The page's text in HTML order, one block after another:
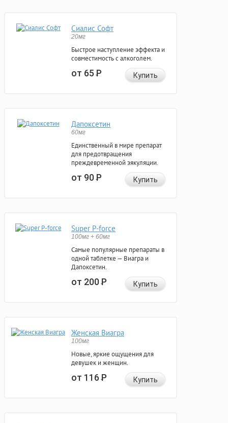
Сиалис Софт
20мг
Быстрое наступление эффекта и
совместимость с алкоголем.
от 65Р Купить
Дапоксетин
60мг
Единственный в мире препарат
для предотвращения
преждевременной эякуляции.
от 90Р Купить
Super P-force
100мг + 60мг
Самые популярные препараты в
одной таблетке — Виагра и
Дапоксетин.
от 200Р Купить
Женская Виагра
100мг
Новые, яркие ощущения для
девушек и женщин.
от 116Р Купить